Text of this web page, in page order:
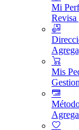
Mi
Revisa
Mis